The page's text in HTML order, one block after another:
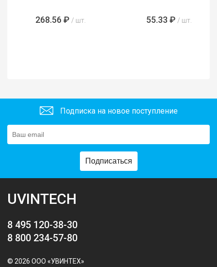
268.56 ₽ / шт. 55.33 ₽ / шт.
Подписка на новое поступление
Подписаться
UVINTECH
8 495 120-38-30
8 800 234-57-80
© 2026 ООО «УВИНТЕХ»